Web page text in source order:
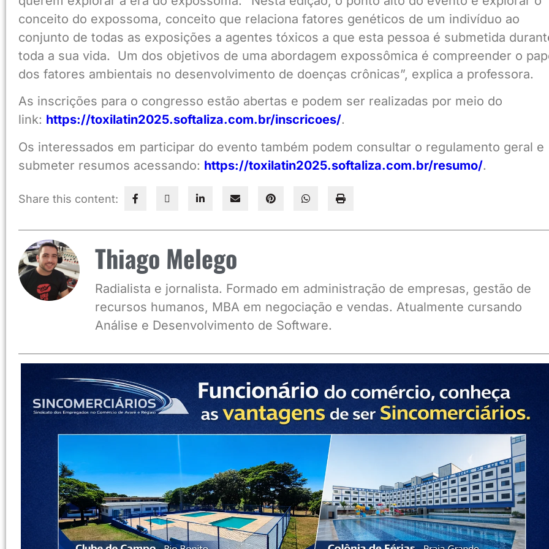
conceito do expossoma, conceito que relaciona fatores genéticos de um indivíduo ao
conjunto de todas as exposições a agentes tóxicos a que esta pessoa é submetida
toda a sua vida. Um dos objetivos de uma abordagem expossômica é compreender o
dos fatores ambientais no desenvolvimento de doenças crônicas”, explica a professora.
As inscrições para o congresso estão abertas e podem ser realizadas por meio do
link: https://toxilatin2025.softaliza.com.br/inscricoes/.
Os interessados em participar do evento também podem consultar o regulamento geral e
submeter resumos acessando: https://toxilatin2025.softaliza.com.br/resumo/.
Share this content:
Thiago Melego
Radialista e jornalista. Formado em administração de empresas, gestão de
recursos humanos, MBA em negociação e vendas. Atualmente cursando
Análise e Desenvolvimento de Software.